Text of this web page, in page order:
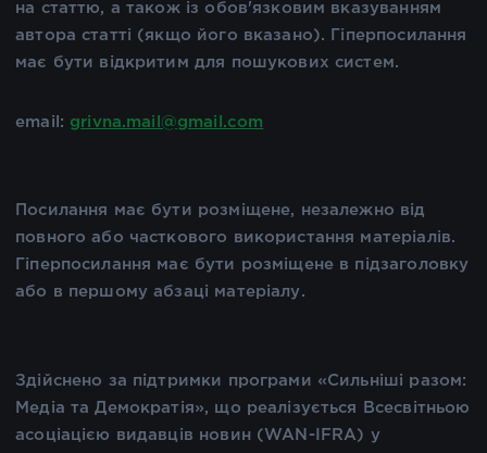
на статтю, а також із обов'язковим вказуванням
автора статті (якщо його вказано). Гіперпосилання
має бути відкритим для пошукових систем.
email: grivna.mail@gmail.com
Посилання має бути розміщене, незалежно від
повного або часткового використання матеріалів.
Гіперпосилання має бути розміщене в підзаголовку
або в першому абзаці матеріалу.
Здійснено за підтримки програми «Сильніші разом:
Медіа та Демократія», що реалізується Всесвітньою
асоціацією видавців новин (WAN-IFRA) у